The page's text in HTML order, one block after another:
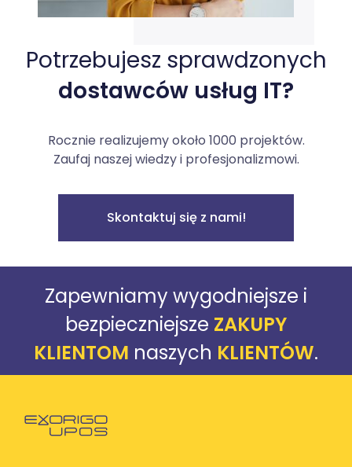
Potrzebujesz sprawdzonych
dostawców usług IT?
Rocznie realizujemy około 1000 projektów.
Zaufaj naszej wiedzy i profesjonalizmowi.
Skontaktuj się z nami!
Zapewniamy wygodniejsze i
bezpieczniejsze ZAKUPY
KLIENTOM naszych KLIENTÓW.